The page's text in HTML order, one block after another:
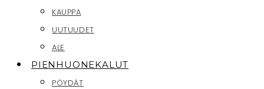
KAUPPA
UUTUUDET
ALE
PIENHUONEKALUT
PÖYDÄT